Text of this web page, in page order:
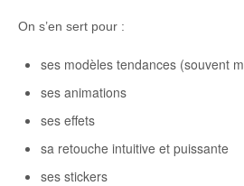
On s’en sert pour :
ses modèles tendances (souvent
ses animations
ses effets
sa retouche intuitive et puissante
ses stickers